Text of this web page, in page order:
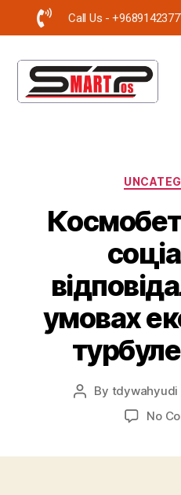
Call Us -
умовах
By tdywahyudi
No